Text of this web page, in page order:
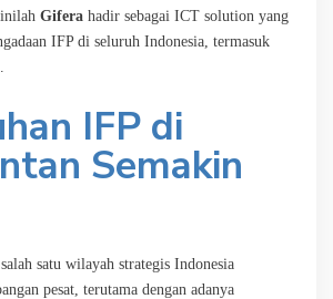
Gifera hadir sebagai ICT solution yang
IFP di seluruh Indonesia, termasuk
IFP di
Semakin
satu wilayah strategis Indonesia
pesat, terutama dengan adanya